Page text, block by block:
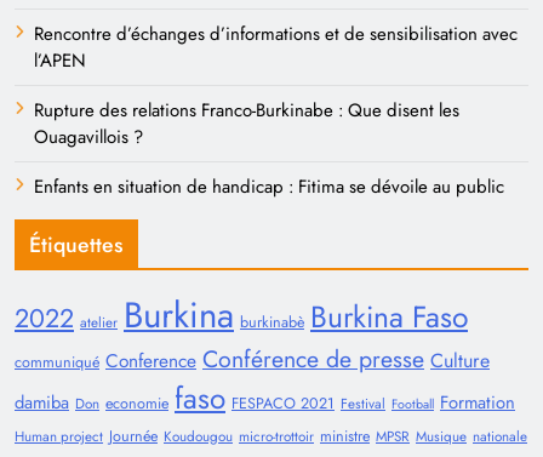
Rencontre d’échanges d’informations et de sensibilisation avec
l’APEN
Rupture des relations Franco-Burkinabe : Que disent les
Ouagavillois ?
Enfants en situation de handicap : Fitima se dévoile au public
Étiquettes
2022 atelier Burkina burkinabè Burkina Faso
communiqué Conference Conférence de presse Culture
damiba Don economie faso FESPACO 2021 Festival Football Formation
Human project Journée Koudougou micro-trottoir ministre MPSR Musique nationale